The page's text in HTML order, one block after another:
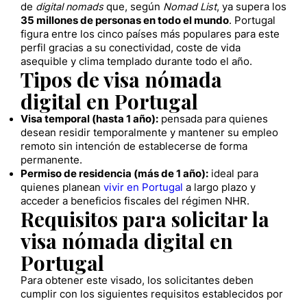
de digital nomadsque, según Nomad List, ya supera los
35 millones de personas en todo el mundo. Portugal
figura entre los cinco países más populares para este
perfil gracias a su conectividad, coste de vida
asequible y clima templado durante todo el año.
Tipos de visa nómada
digital en Portugal
Visa temporal (hasta 1 año): pensada para quienes
desean residir temporalmente y mantener su empleo
remoto sin intención de establecerse de forma
permanente.
Permiso de residencia (más de 1 año): ideal para
quienes planean vivir en Portugal a largo plazo y
acceder a beneficios fiscales del régimen NHR.
Requisitos para solicitar la
visa nómada digital en
Portugal
Para obtener este visado, los solicitantes deben
cumplir con los siguientes requisitos establecidos por